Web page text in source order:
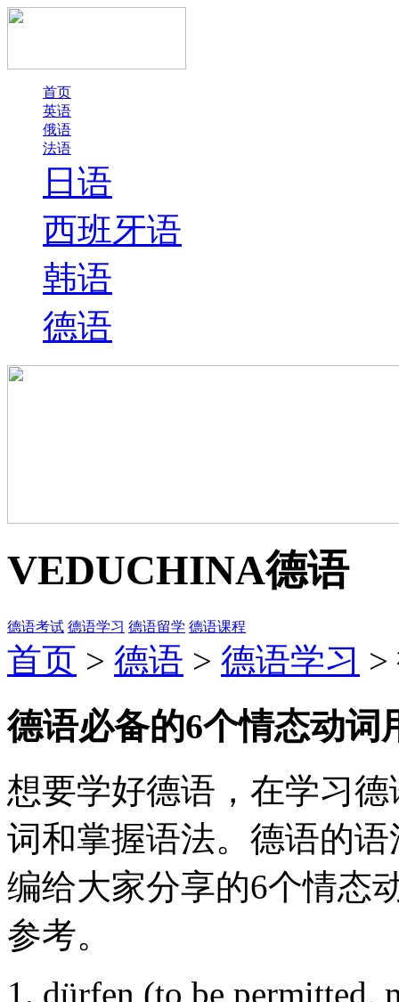
首页
英语
俄语
法语
日语
西班牙语
韩语
德语
VEDUCHINA德语
德语考试 德语学习 德语留学 德语课程
首页 > 德语 > 德语学习 >
德语必备的6个情态动词
想要学好德语，在学习
词和掌握语法。德语的
编给大家分享的6个情态
参考。
1. dürfen (to be permitted,